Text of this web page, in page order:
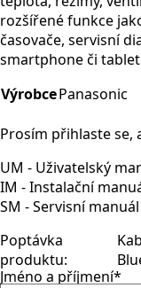
rozšířené funkce
časovače, servisní
smartphone či
VýrobcePanasonic
Prosím přihlaste
UM - Uživatelský
IM - Instalační
SM - Servisní manuál
Poptávka
produktu:
Jméno a příjmení*